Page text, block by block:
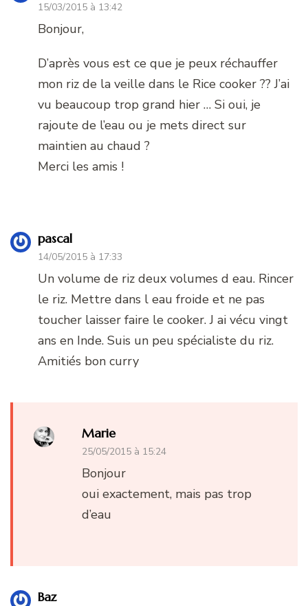
15/03/2015 à 13:42
Bonjour,
D’après vous est ce que je peux réchauffer
mon riz de la veille dans le Rice cooker ?? J’ai
vu beaucoup trop grand hier … Si oui, je
rajoute de l’eau ou je mets direct sur
maintien au chaud ?
Merci les amis !
pascal
14/05/2015 à 17:33
Un volume de riz deux volumes d eau. Rincer
le riz. Mettre dans l eau froide et ne pas
toucher laisser faire le cooker. J ai vécu vingt
ans en Inde. Suis un peu spécialiste du riz.
Amitiés bon curry
Marie
25/05/2015 à 15:24
Bonjour
oui exactement, mais pas trop
d’eau
Baz